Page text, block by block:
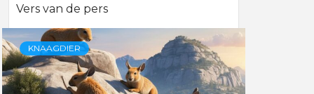
Vers van de pers
KNAAGDIER